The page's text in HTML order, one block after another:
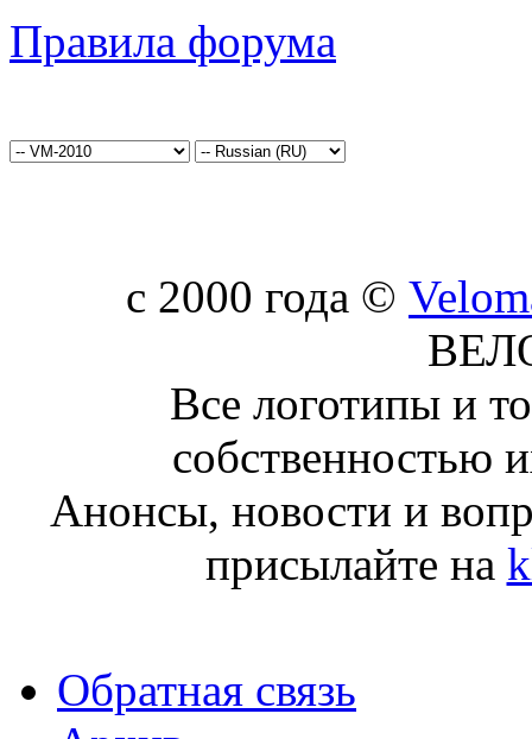
Правила форума
c 2000 года ©
Все логотипы и
собственностью
Анонсы, новости и
присылайте на
Обратная связь